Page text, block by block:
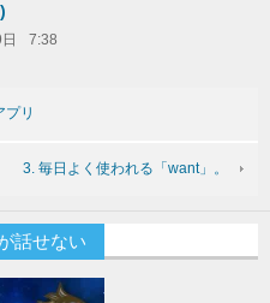
7:38
プリ
3. 毎日よく使われる「want」。
話せない